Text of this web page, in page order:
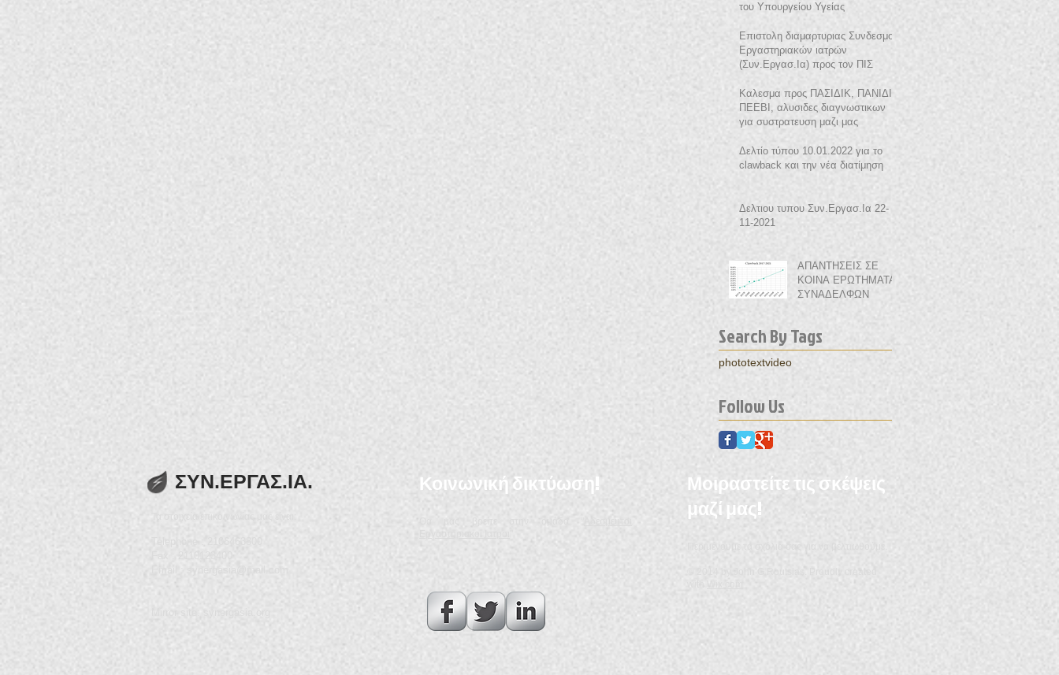
του Υπουργείου Υγείας
Επιστολη διαμαρτυριας Συνδεσμου
Εργαστηριακών ιατρών
(Συν.Εργασ.Ια) προς τον ΠΙΣ
Καλεσμα προς ΠΑΣΙΔΙΚ, ΠΑΝΙΔΙ,
ΠΕΕΒΙ, αλυσιδες διαγνωστικων
για συστρατευση μαζι μας
Δελτίο τύπου 10.01.2022 για το
clawback και την νέα διατίμηση
Δελτιου τυπου Συν.Εργασ.Ια 22-
11-2021
ΑΠΑΝΤΗΣΕΙΣ ΣΕ
ΚΟΙΝΑ ΕΡΩΤΗΜΑΤΑ
ΣΥΝΑΔΕΛΦΩΝ
Search By Tags
phototextvideo
Follow Us
ΣΥΝ.ΕΡΓΑΣ.ΙΑ.
synergasia@mail.com
Κοινωνική δικτύωση!
Μοιραστείτε τις σκέψεις
μαζί μας!